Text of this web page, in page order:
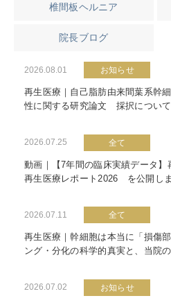
椎間板ヘルニア
院長ブログ
2026.08.01 お知らせ
再生医療｜自己脂肪由来間葉系幹
性に関する研究論文 採択について
2026.07.25 全て
動画｜【7年間の臨床実績データ】
再生医療レポート2026 を公開しま
2026.07.11 全て
再生医療｜幹細胞は本当に「損傷
ング・分化の科学的真実と、当院
2026.07.02 お知らせ